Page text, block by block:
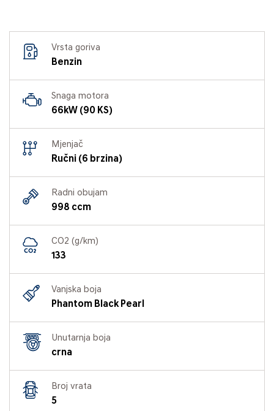
Vrsta goriva
Benzin
Snaga motora
66kW (90 KS)
Mjenjač
Ručni (6 brzina)
Radni obujam
998 ccm
CO2 (g/km)
133
Vanjska boja
Phantom Black Pearl
Unutarnja boja
crna
Broj vrata
5